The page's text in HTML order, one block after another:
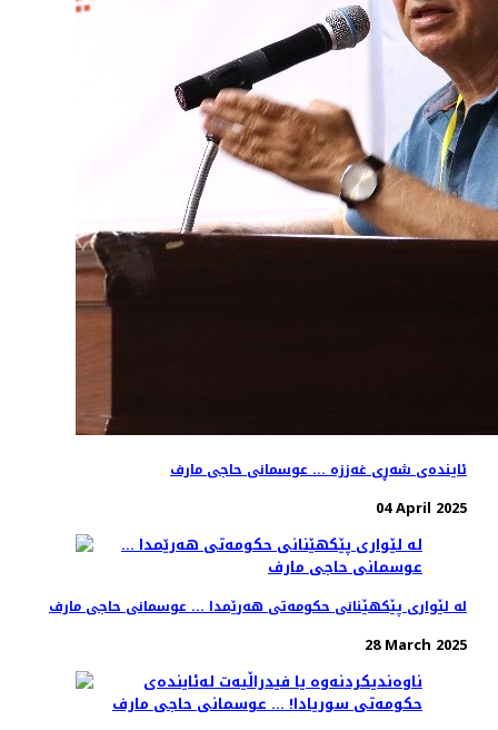
ئایندەی شەڕی غەززە ... عوسمانی حاجی مارف
04 April 2025
لە لێواری پێکهێنانی حکومەتی هەرێمدا ... عوسمانی حاجی مارف
28 March 2025